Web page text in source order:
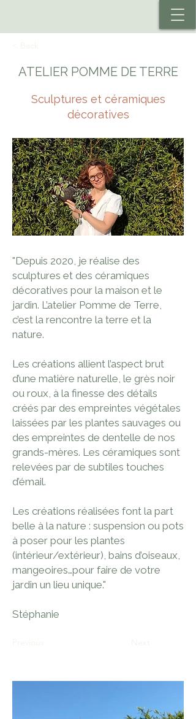
ATELIER POMME DE TERRE
Sculptures et céramiques
décoratives
"Depuis 2020, je réalise des
sculptures et des céramiques
décoratives pour la maison et le
jardin. L’atelier Pomme de Terre,
c’est la rencontre la terre et la
nature.
Les créations allient l’aspect brut
d’une matière naturelle, le grès noir
ou roux, à la finesse des détails
créés par des empreintes végétales
laissées par les plantes sauvages ou
des empreintes de dentelle de nos
grands-mères. Les céramiques sont
relevées par de subtiles touches
d’émail.
Les créations réalisées font la part
belle à la nature : suspension ou pots
à poser pour les plantes
(intérieur/extérieur), bains d’oiseaux,
mangeoires…pour faire de votre
jardin un lieu unique."
Stéphanie